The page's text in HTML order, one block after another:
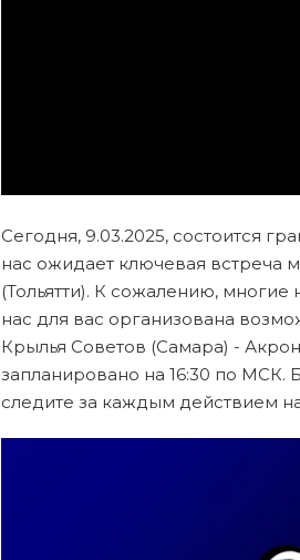
Сегодня, 9.03.2025, состоится
нас ожидает ключевая встреча
(Тольятти). К сожалению, многие
нас для вас организована
Крылья Советов (Самара) -
запланировано на 16:30 по МСК.
следите за каждым действием